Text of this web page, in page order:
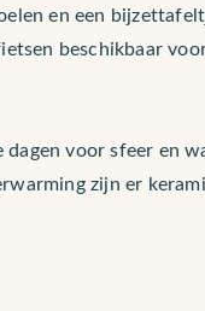
en een
beschikbaar
voor sfeer en
zijn er